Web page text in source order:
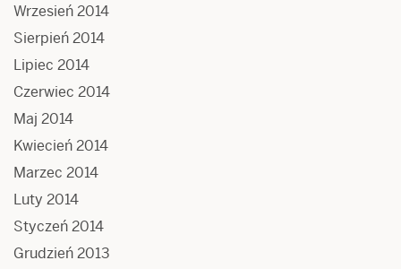
Wrzesień 2014
Sierpień 2014
Lipiec 2014
Czerwiec 2014
Maj 2014
Kwiecień 2014
Marzec 2014
Luty 2014
Styczeń 2014
Grudzień 2013